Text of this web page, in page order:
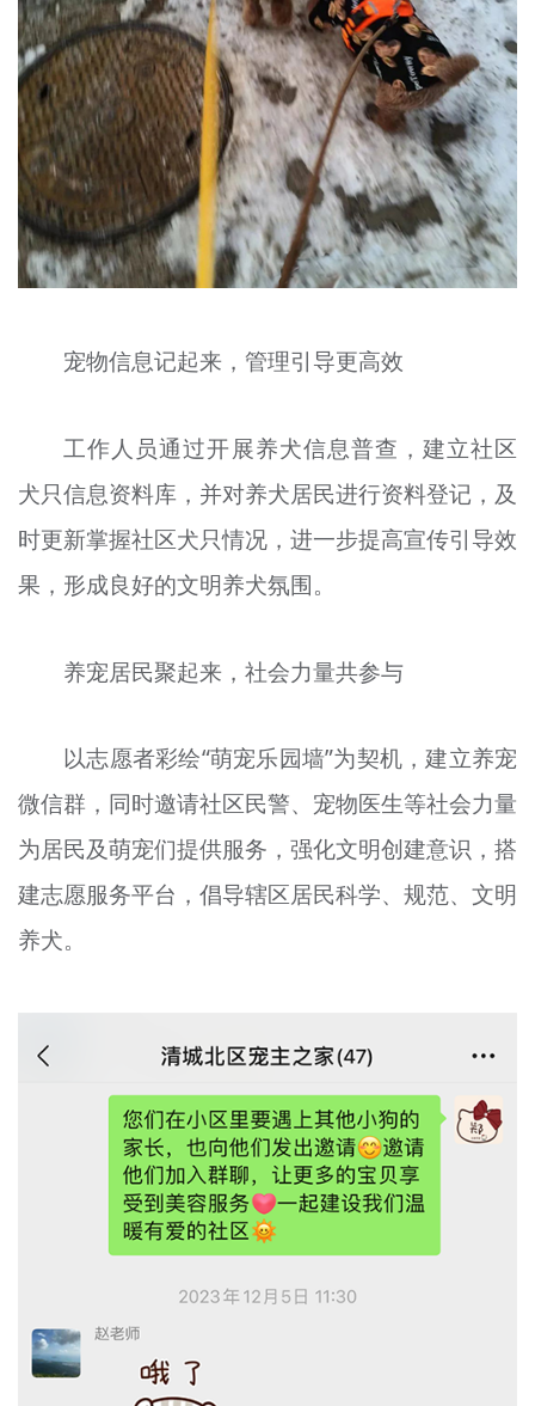
宠物信息记起来，管理引导更高效
工作人员通过开展养犬信息普查，建立社区
犬只信息资料库，并对养犬居民进行资料登记，及
时更新掌握社区犬只情况，进一步提高宣传引导效
果，形成良好的文明养犬氛围。
养宠居民聚起来，社会力量共参与
以志愿者彩绘“萌宠乐园墙”为契机，建立养宠
微信群，同时邀请社区民警、宠物医生等社会力量
为居民及萌宠们提供服务，强化文明创建意识，搭
建志愿服务平台，倡导辖区居民科学、规范、文明
养犬。